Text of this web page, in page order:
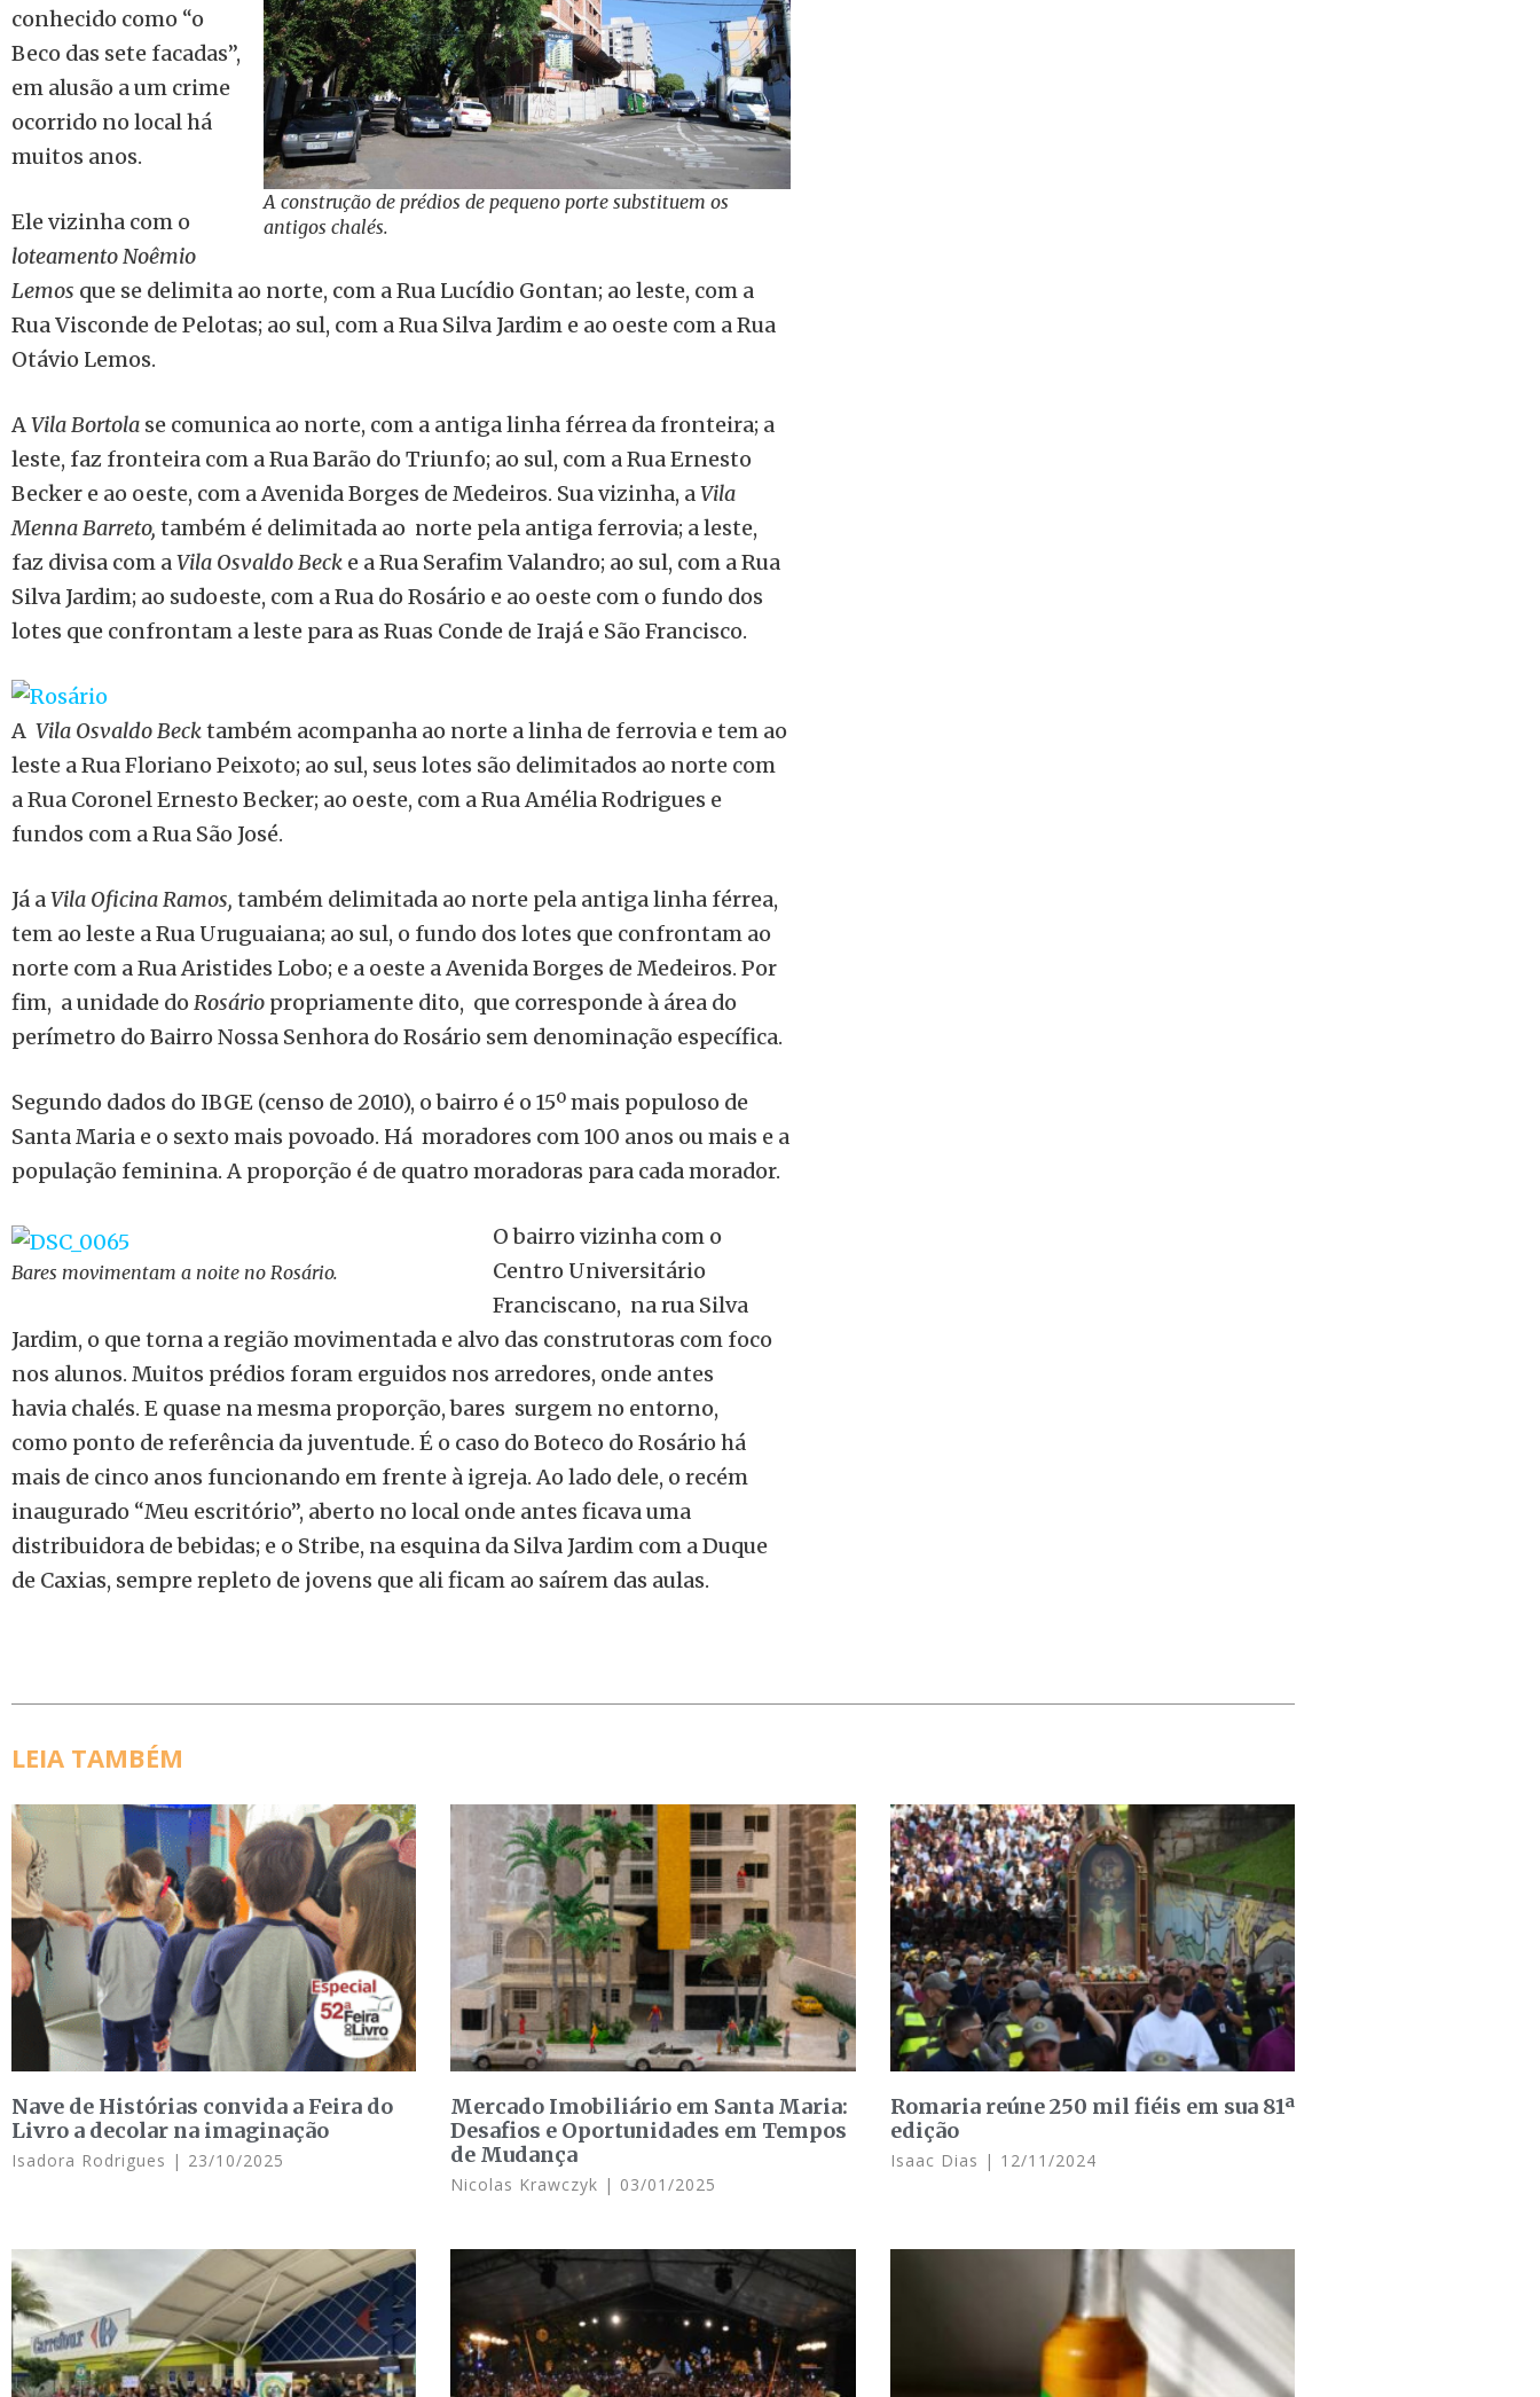
A construção de prédios de pequeno porte substituem os
antigos chalés.
conhecido como “o
Beco das sete facadas”,
em alusão a um crime
ocorrido no local há
muitos anos.
Ele vizinha com o
loteamento Noêmio
Lemos que se delimita ao norte, com a Rua Lucídio Gontan; ao leste, com a
Rua Visconde de Pelotas; ao sul, com a Rua Silva Jardim e ao oeste com a Rua
Otávio Lemos.
AVila Bortola se comunica ao norte, com a antiga linha férrea da fronteira; a
leste, faz fronteira com a Rua Barão do Triunfo; ao sul, com a Rua Ernesto
Becker e ao oeste, com a Avenida Borges de Medeiros. Sua vizinha, aVila
Menna Barreto, também é delimitada ao norte pela antiga ferrovia; a leste,
faz divisa com aVila Osvaldo Beck e a Rua Serafim Valandro; ao sul, com a Rua
Silva Jardim; ao sudoeste, com a Rua do Rosário e ao oeste com o fundo dos
lotes que confrontam a leste para as Ruas Conde de Irajá e São Francisco.
A Vila Osvaldo Becktambém acompanha ao norte a linha de ferrovia e tem ao
leste a Rua Floriano Peixoto; ao sul, seus lotes são delimitados ao norte com
a Rua Coronel Ernesto Becker; ao oeste, com a Rua Amélia Rodrigues e
fundos com a Rua São José.
Já aVila Oficina Ramos, também delimitada ao norte pela antiga linha férrea,
tem ao leste a Rua Uruguaiana; ao sul, o fundo dos lotes que confrontam ao
norte com a Rua Aristides Lobo; e a oeste a Avenida Borges de Medeiros. Por
fim, a unidade doRosário propriamente dito, que corresponde à área do
perímetro do Bairro Nossa Senhora do Rosário sem denominação específica.
Segundo dados do IBGE (censo de 2010), o bairro é o 15º mais populoso de
Santa Maria e o sexto mais povoado. Há moradores com 100 anos ou mais e a
população feminina. A proporção é de quatro moradoras para cada morador.
Bares movimentam a noite no Rosário.
O bairro vizinha com o
Centro Universitário
Franciscano, na rua Silva
Jardim, o que torna a região movimentada e alvo das construtoras com foco
nos alunos. Muitos prédios foram erguidos nos arredores, onde antes
havia chalés. E quase na mesma proporção, bares surgem no entorno,
como ponto de referência da juventude. É o caso do Boteco do Rosário há
mais de cinco anos funcionando em frente à igreja. Ao lado dele, o recém
inaugurado “Meu escritório”, aberto no local onde antes ficava uma
distribuidora de bebidas; e o Stribe, na esquina da Silva Jardim com a Duque
de Caxias, sempre repleto de jovens que ali ficam ao saírem das aulas.
LEIA TAMBÉM
Nave de Histórias convida a Feira do
Livro a decolar na imaginação
Isadora Rodrigues 23/10/2025
Mercado Imobiliário em Santa Maria:
Desafios e Oportunidades em Tempos
de Mudança
Nicolas Krawczyk 03/01/2025
Romaria reúne 250 mil fiéis em sua 81ª
edição
Isaac Dias 12/11/2024